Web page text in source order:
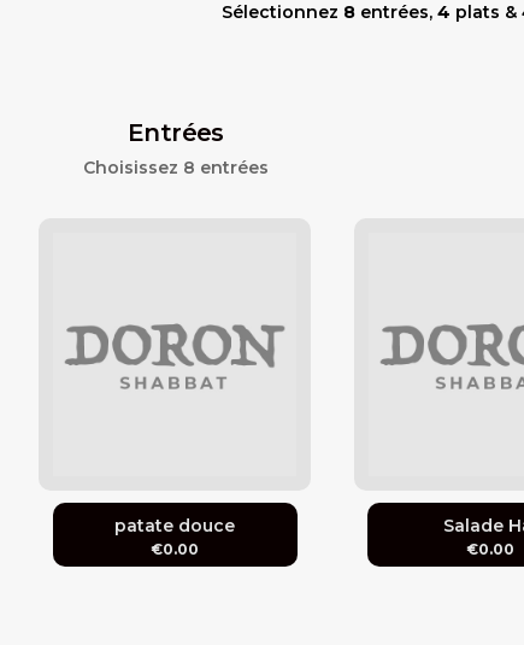
Sélectionnez 8entrées, 4 plats &
Entrées
Choisissez 8 entrées
patate douce
€0.00
Salade
€0.00